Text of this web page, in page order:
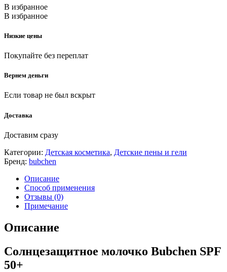
В избранное
В избранное
Низкие цены
Покупайте без переплат
Вернем деньги
Если товар не был вскрыт
Доставка
Доставим сразу
Категории: Детская косметика, Детские пены и гели
Бренд: bubchen
Описание
Способ применения
Отзывы (0)
Примечание
Описание
Солнцезащитное молочко Bubchen SPF
50+